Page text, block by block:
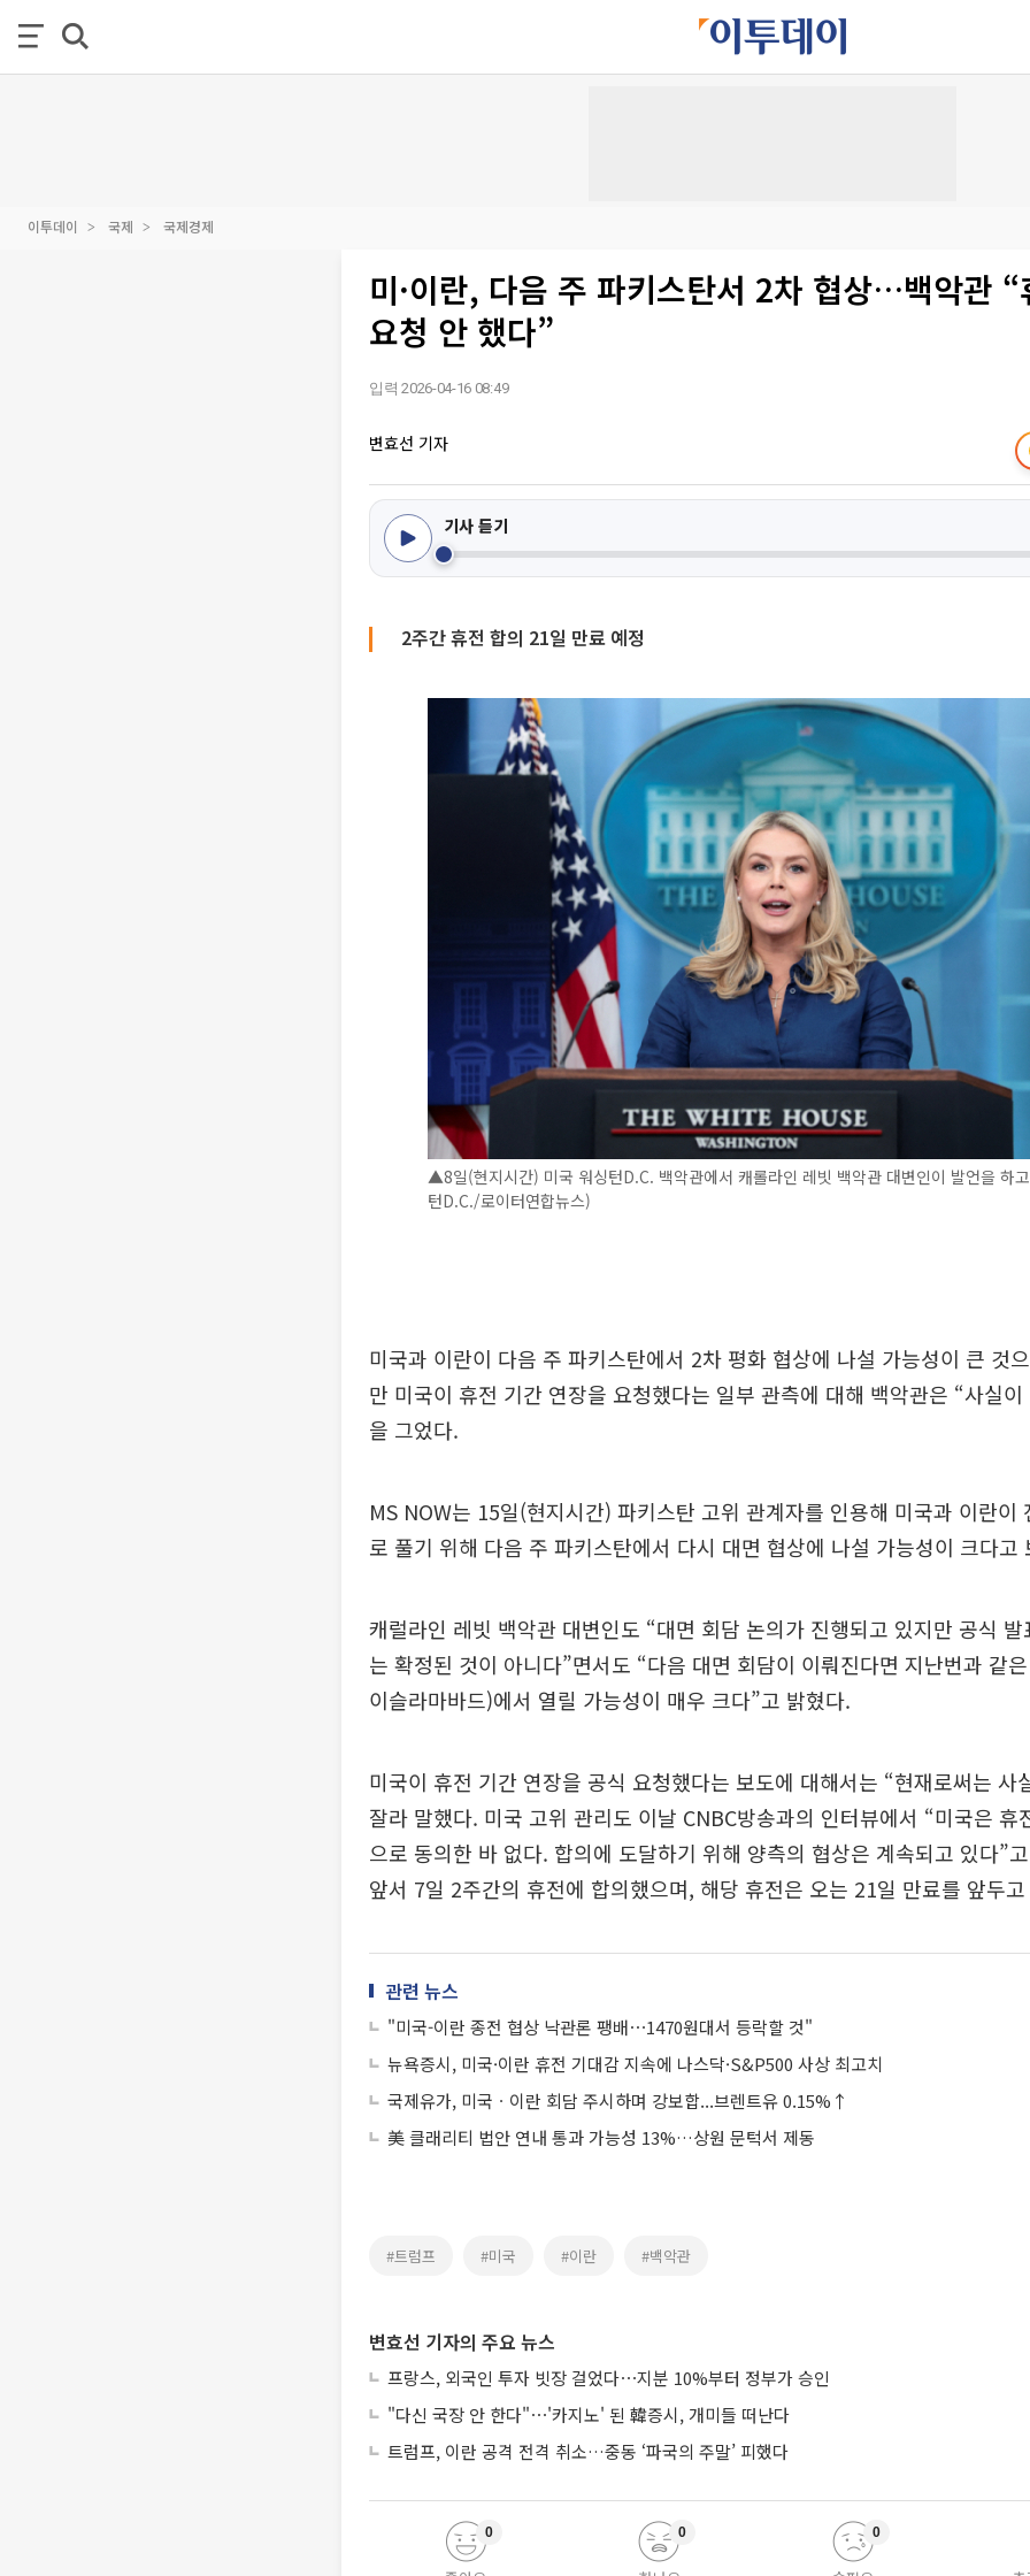
이투데이 국제 국제경제
미·이란, 다음 주 파키스탄서 2차 협상…백악관 “
요청 안 했다”
입력 2026-04-16 08:49
변효선 기자
기사 듣기
2주간 휴전 합의 21일 만료 예정
▲8일(현지시간) 미국 워싱턴D.C. 백악관에서 캐롤라인 레빗 백악관 대변인이 발언을 하
턴D.C./로이터연합뉴스)
미국과 이란이 다음 주 파키스탄에서 2차 평화 협상에 나설 가능성이 큰 것
만 미국이 휴전 기간 연장을 요청했다는 일부 관측에 대해 백악관은 “사실
을 그었다.
MS NOW는 15일(현지시간) 파키스탄 고위 관계자를 인용해 미국과 이란이
로 풀기 위해 다음 주 파키스탄에서 다시 대면 협상에 나설 가능성이 크다고
캐럴라인 레빗 백악관 대변인도 “대면 회담 논의가 진행되고 있지만 공식
는 확정된 것이 아니다”면서도 “다음 대면 회담이 이뤄진다면 지난번과 같
이슬라마바드)에서 열릴 가능성이 매우 크다”고 밝혔다.
미국이 휴전 기간 연장을 공식 요청했다는 보도에 대해서는 “현재로써는 사
잘라 말했다. 미국 고위 관리도 이날 CNBC방송과의 인터뷰에서 “미국은 휴
으로 동의한 바 없다. 합의에 도달하기 위해 양측의 협상은 계속되고 있다”
앞서 7일 2주간의 휴전에 합의했으며, 해당 휴전은 오는 21일 만료를 앞두
관련 뉴스
"미국-이란 종전 협상 낙관론 팽배⋯1470원대서 등락할 것"
뉴욕증시, 미국·이란 휴전 기대감 지속에 나스닥·S&P500 사상 최고치
국제유가, 미국ㆍ이란 회담 주시하며 강보합...브렌트유 0.15%↑
美 클래리티 법안 연내 통과 가능성 13%…상원 문턱서 제동
#트럼프 #미국 #이란 #백악관
변효선 기자의 주요 뉴스
프랑스, 외국인 투자 빗장 걸었다⋯지분 10%부터 정부가 승인
"다신 국장 안 한다"⋯'카지노' 된 韓증시, 개미들 떠난다
트럼프, 이란 공격 전격 취소…중동 ‘파국의 주말’ 피했다
0 0 0